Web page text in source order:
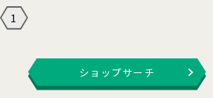
1
ショップサーチ